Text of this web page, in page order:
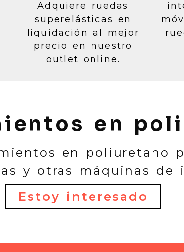
Adquiere ruedas
superelásticas en
liquidación al mejor
precio en nuestro
outlet online.
en
en poliuretano
y otras máquinas de
Estoy interesado